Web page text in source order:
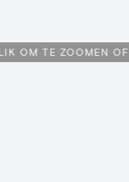
OM TE ZOOMEN